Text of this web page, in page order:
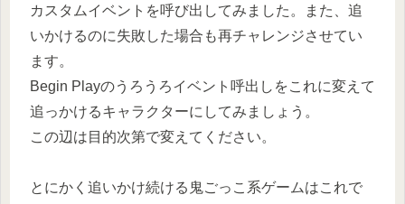
カスタムイベントを呼び出してみました。また、追
いかけるのに失敗した場合も再チャレンジさせてい
ます。
Begin Playのうろうろイベント呼出しをこれに変えて
追っかけるキャラクターにしてみましょう。
この辺は目的次第で変えてください。
とにかく追いかけ続ける鬼ごっこ系ゲームはこれで